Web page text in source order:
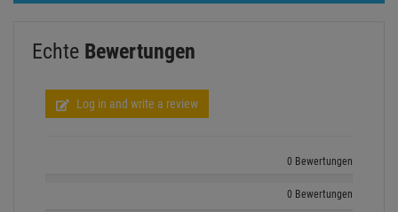
Echte Bewertungen
Log in and write a review
0 Bewertungen
0 Bewertungen